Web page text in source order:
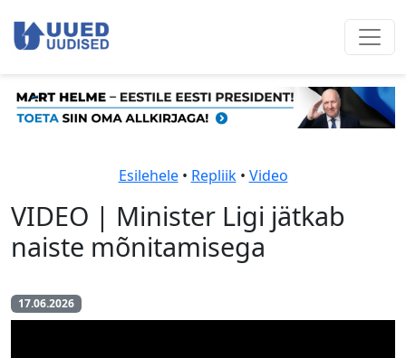
Esilehele• Repliik• Video
VIDEO | Minister Ligi jätkab
naiste mõnitamisega
17.06.2026